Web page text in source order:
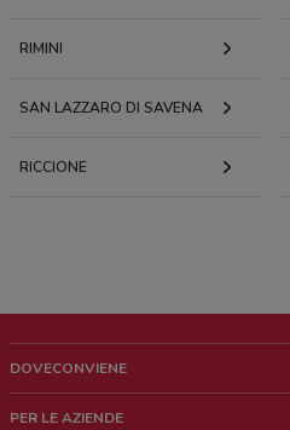
RIMINI
SAN LAZZARO DI SAVENA
RICCIONE
DOVECONVIENE
PER LE AZIENDE